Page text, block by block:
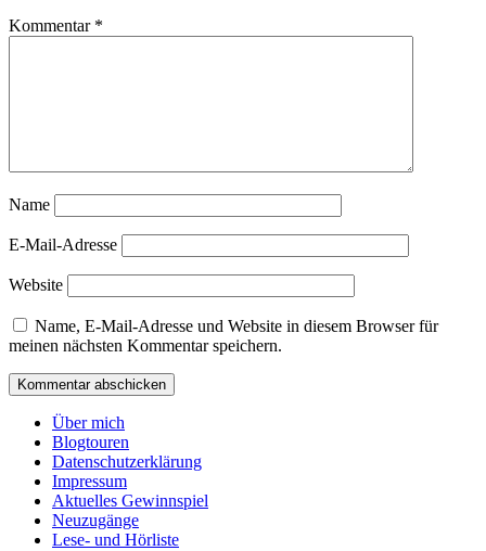
Kommentar *
Name
E-Mail-Adresse
Website
Name, E-Mail-Adresse und Website in diesem Browser für
meinen nächsten Kommentar speichern.
Über mich
Blogtouren
Datenschutzerklärung
Impressum
Aktuelles Gewinnspiel
Neuzugänge
Lese- und Hörliste